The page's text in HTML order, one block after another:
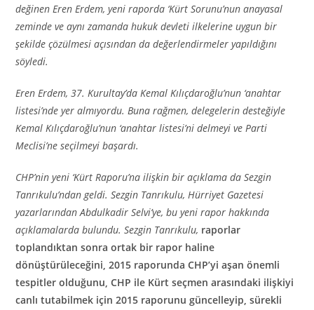
değinen Eren Erdem, yeni raporda ‘Kürt Sorunu’nun anayasal
zeminde ve aynı zamanda hukuk devleti ilkelerine uygun bir
şekilde çözülmesi açısından da değerlendirmeler yapıldığını
söyledi.
Eren Erdem, 37. Kurultay’da Kemal Kılıçdaroğlu’nun ‘anahtar
listesi’nde yer almıyordu. Buna rağmen, delegelerin desteğiyle
Kemal Kılıçdaroğlu’nun ‘anahtar listesi’ni delmeyi ve Parti
Meclisi’ne seçilmeyi başardı.
CHP’nin yeni ‘Kürt Raporu’na ilişkin bir açıklama da Sezgin
Tanrıkulu’ndan geldi. Sezgin Tanrıkulu, Hürriyet Gazetesi
yazarlarından Abdulkadir Selvi’ye, bu yeni rapor hakkında
açıklamalarda bulundu. Sezgin Tanrıkulu, raporlar
toplandıktan sonra ortak bir rapor haline
dönüştürüleceğini, 2015 raporunda CHP’yi aşan önemli
tespitler olduğunu, CHP ile Kürt seçmen arasındaki ilişkiyi
canlı tutabilmek için 2015 raporunu güncelleyip, sürekli